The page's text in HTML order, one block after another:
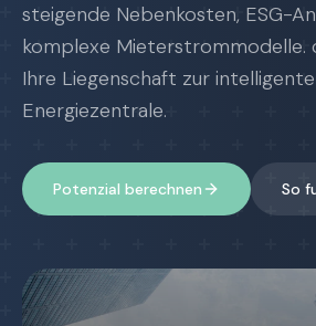
steigende Nebenkosten, ESG-
komplexe
Ihre Liegenschaft zur
Energiezentrale.
Potenzial berechnen So